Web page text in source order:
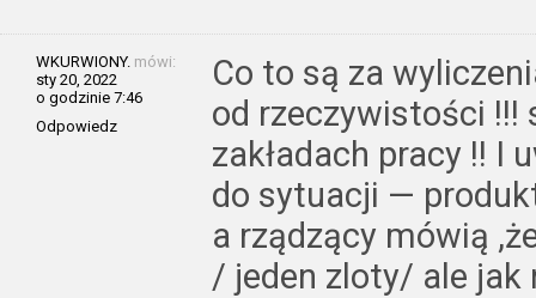
WKURWIONY. mówi:
sty 20, 2022
o godzinie 7:46
Odpowiedz
Co to są za
od rzeczywistości !!!
zakładach pracy !! I
do sytuacji —
a rządzący mówią
/ jeden zloty/ ale jak